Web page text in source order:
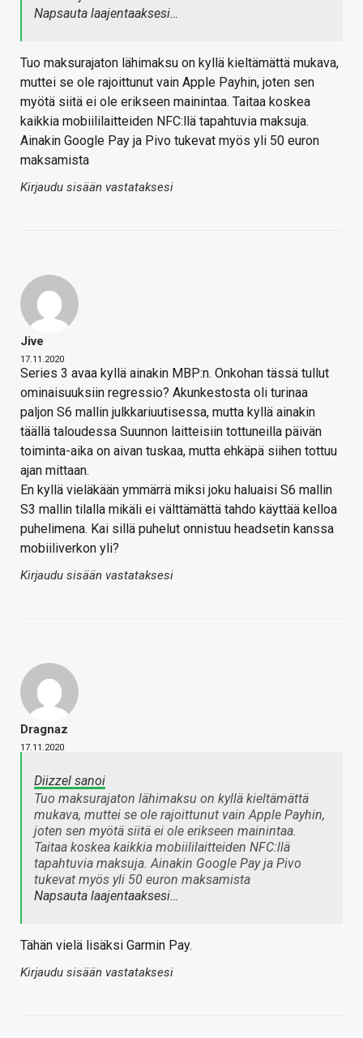
Napsauta laajentaaksesi…
Tuo maksurajaton lähimaksu on kyllä kieltämättä mukava,
muttei se ole rajoittunut vain Apple Payhin, joten sen
myötä siitä ei ole erikseen mainintaa. Taitaa koskea
kaikkia mobiililaitteiden NFC:llä tapahtuvia maksuja.
Ainakin Google Pay ja Pivo tukevat myös yli 50 euron
maksamista
Kirjaudu sisään vastataksesi
Jive
17.11.2020
Series 3 avaa kyllä ainakin MBP:n. Onkohan tässä tullut
ominaisuuksiin regressio? Akunkestosta oli turinaa
paljon S6 mallin julkkariuutisessa, mutta kyllä ainakin
täällä taloudessa Suunnon laitteisiin tottuneilla päivän
toiminta-aika on aivan tuskaa, mutta ehkäpä siihen tottuu
ajan mittaan.
En kyllä vieläkään ymmärrä miksi joku haluaisi S6 mallin
S3 mallin tilalla mikäli ei välttämättä tahdo käyttää kelloa
puhelimena. Kai sillä puhelut onnistuu headsetin kanssa
mobiiliverkon yli?
Kirjaudu sisään vastataksesi
Dragnaz
17.11.2020
Diizzel sanoi
Tuo maksurajaton lähimaksu on kyllä kieltämättä
mukava, muttei se ole rajoittunut vain Apple Payhin,
joten sen myötä siitä ei ole erikseen mainintaa.
Taitaa koskea kaikkia mobiililaitteiden NFC:llä
tapahtuvia maksuja. Ainakin Google Pay ja Pivo
tukevat myös yli 50 euron maksamista
Napsauta laajentaaksesi…
Tähän vielä lisäksi Garmin Pay.
Kirjaudu sisään vastataksesi